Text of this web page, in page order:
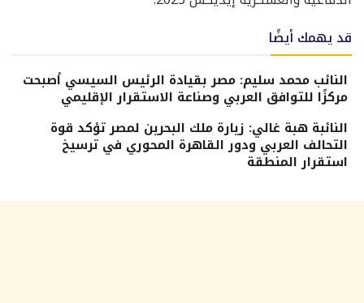
قد يهمك أيضًا
النائب محمد سليم: مصر بقيادة الرئيس السيسي أصبحت
مركزًا للتوافق العربي وصناعة الاستقرار الإقليمي
النائبة هبة غالي: زيارة ملك البحرين لمصر تؤكد قوة
التحالف العربي ودور القاهرة المحوري في ترسيخ
استقرار المنطقة